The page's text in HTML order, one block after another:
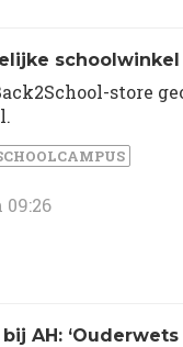
schoolwinkel
store
09:26
AH: